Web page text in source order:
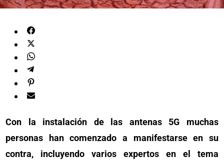
Con la instalación de las antenas 5G muchas
personas han comenzado a manifestarse en su
contra, incluyendo varios expertos en el tema